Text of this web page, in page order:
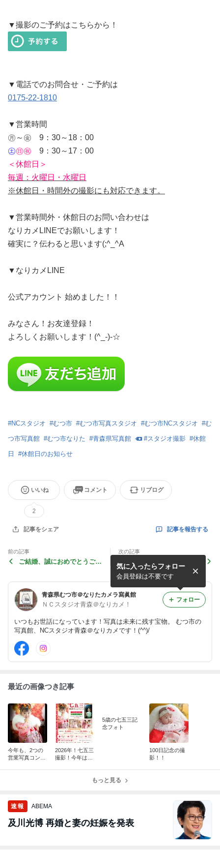
▼撮影のご予約はこちらから！
▼電話でのお問合せ・ご予約は
0175-22-1810
▼営業時間
㊊～㊎ 9：30～18：00
㊏㊐㊗ 9：30～17：00
＜休館日＞
毎週：火曜日・水曜日
※休館日・時間外の撮影にも対応できます。
▼営業時間外・休館日のお問い合わせは
なりカメLINEでお願いします！
確実に？伝わると思います(;^_^A
▼なりカメLINE
公式アカウント 始めました！！
みなさん！お友達登録！
よろしくお願いします！(^_-)-☆
#NCスタジオ #むつ市 #むつ市写真スタジオ #むつ市NCスタジオ #む
つ市写真館 #むつ市なりた #青森県写真館 #スタジオ撮影 #休館
日 #休館日のお知らせ
いいね
2
コメント リブログ
記事をシェア 記事を報告する
前の記事
ご結婚、誠におめでとうござ
次の記事
入学記念撮影の 後撮りも大
歓迎！！
青森県むつ市＠なりたカメラ寫眞館
ＮＣスタジオ青森＠なりカメ！
いつもお世話になっています！写真は未来に残す宝物。 むつ市の
写真館、NCスタジオ青森＠なりカメです！(^^)/
気に入ったらフォロー
会員登録は不要です
フォロー
最近の画像つき記事
今年も、2つの
営業写真コンテ
2026年！七五三
撮影！今年は1
5歳の七五三記
念フォト
100日記念の撮
影！！
もっと見る
速報 ABEMA
及川光博 再婚と妻の妊娠を発表